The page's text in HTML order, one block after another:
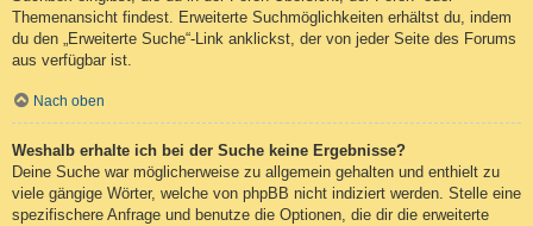
Themenansicht findest. Erweiterte Suchmöglichkeiten erhältst du, indem
du den „Erweiterte Suche“-Link anklickst, der von jeder Seite des Forums
aus verfügbar ist.
Nach oben
Weshalb erhalte ich bei der Suche keine Ergebnisse?
Deine Suche war möglicherweise zu allgemein gehalten und enthielt zu
viele gängige Wörter, welche von phpBB nicht indiziert werden. Stelle eine
spezifischere Anfrage und benutze die Optionen, die dir die erweiterte